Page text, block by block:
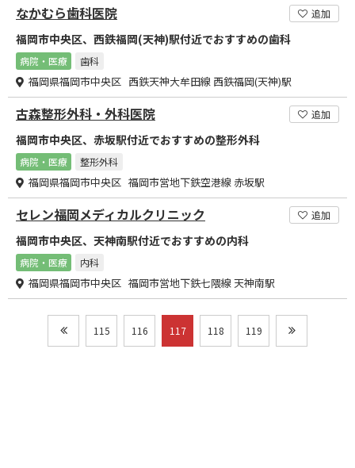
なかむら歯科医院 追加
福岡市中央区、西鉄福岡(天神)駅付近でおすすめの歯科
病院・医療 歯科
福岡県福岡市中央区 西鉄天神大牟田線 西鉄福岡(天神)駅
古森整形外科・外科医院 追加
福岡市中央区、赤坂駅付近でおすすめの整形外科
病院・医療 整形外科
福岡県福岡市中央区 福岡市営地下鉄空港線 赤坂駅
セレン福岡メディカルクリニック 追加
福岡市中央区、天神南駅付近でおすすめの内科
病院・医療 内科
福岡県福岡市中央区 福岡市営地下鉄七隈線 天神南駅
115 116 117 118 119